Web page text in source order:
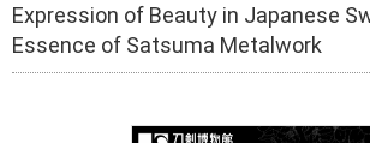
Expression of Beauty in Japanese
Essence of Satsuma Metalwork